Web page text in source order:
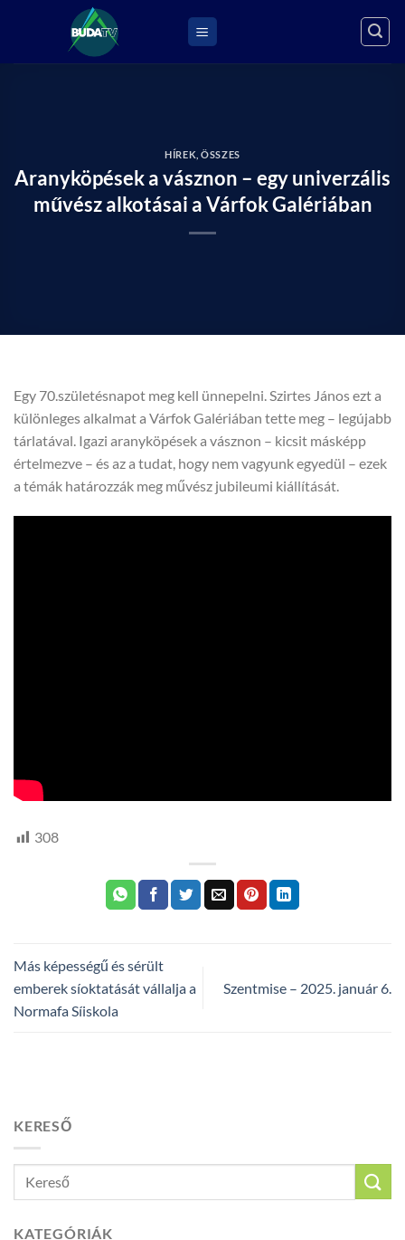
HÍREK ,ÖSSZES
Aranyköpések a vásznon – egy univerzális
művész alkotásai a Várfok Galériában
Egy 70.születésnapot meg kell ünnepelni. Szirtes János ezt a
különleges alkalmat a Várfok Galériában tette meg – legújabb
tárlatával. Igazi aranyköpések a vásznon – kicsit másképp
értelmezve – és az a tudat, hogy nem vagyunk egyedül – ezek
a témák határozzák meg művész jubileumi kiállítását.
308
Más képességű és sérült
emberek síoktatását vállalja a
Normafa Síiskola
Szentmise – 2025. január 6.
KERESŐ
KATEGÓRIÁK